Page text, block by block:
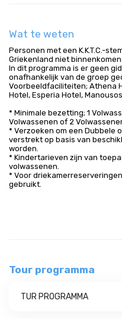
Wat te weten
Personen met een K.K.T.C.-
Griekenland niet binnenkomen.
In dit programma is er geen
onafhankelijk van de groep
Voorbeeldfaciliteiten; Athena
Hotel, Esperia Hotel,
* Minimale bezetting; 1
Volwassenen of 2
* Verzoeken om een Dubbele
verstrekt op basis van
worden.
* Kindertarieven zijn van
volwassenen.
* Voor
gebruikt.
Tour programma
TUR PROGRAMMA